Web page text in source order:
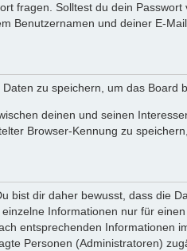
fragen. Solltest du dein
Benutzernamen und deiner E-
zu speichern, um das Board
deinen und seinen
Browser-Kennung zu
dir daher bewusst, dass die
Informationen nur für
entsprechenden Informationen
Personen (Administratoren)